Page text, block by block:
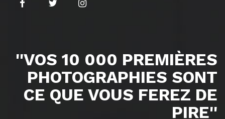
''VOS 10 000 PREMIÈRES
PHOTOGRAPHIES SONT
CE QUE VOUS FEREZ DE
PIRE''